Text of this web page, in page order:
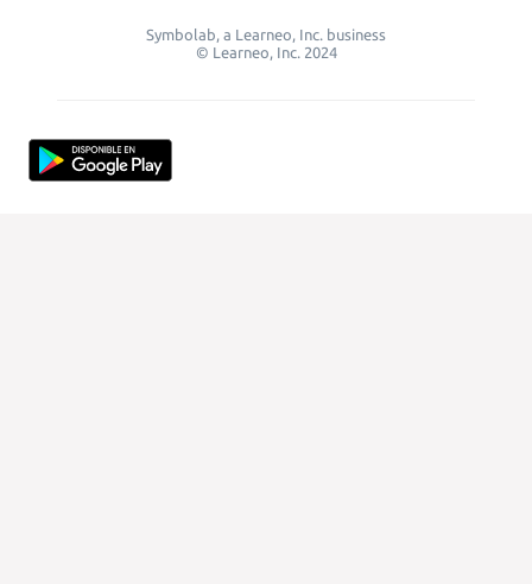
Symbolab, a Learneo, Inc. business
© Learneo, Inc. 2024